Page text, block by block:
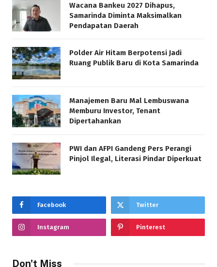
Wacana Bankeu 2027 Dihapus,
Samarinda Diminta Maksimalkan
Pendapatan Daerah
Polder Air Hitam Berpotensi Jadi
Ruang Publik Baru di Kota Samarinda
Manajemen Baru Mal Lembuswana
Memburu Investor, Tenant
Dipertahankan
PWI dan AFPI Gandeng Pers Perangi
Pinjol Ilegal, Literasi Pindar Diperkuat
Facebook Twitter
Instagram Pinterest
Don't Miss